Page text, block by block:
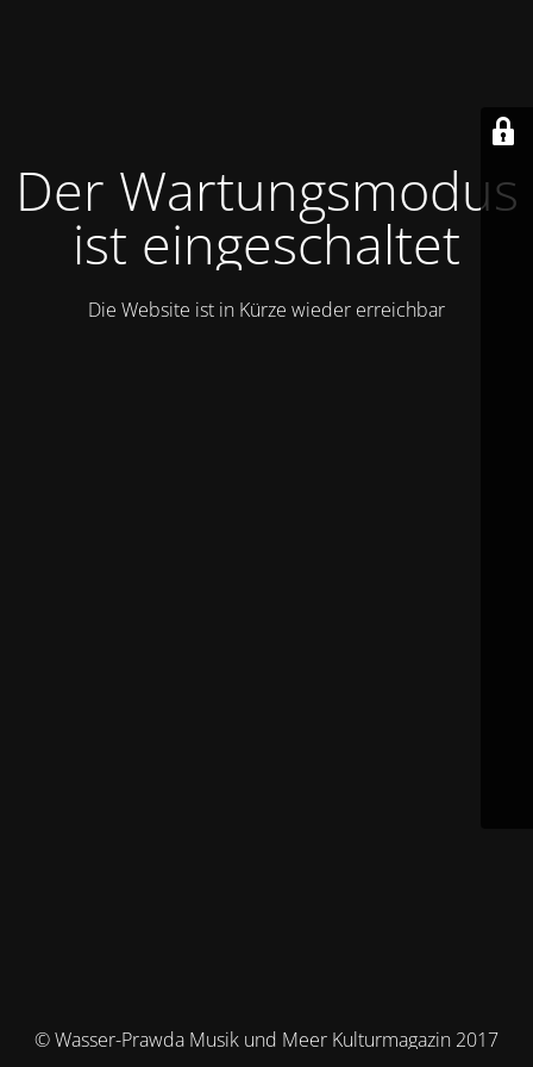
Der Wartungsmodus
ist eingeschaltet
Die Website ist in Kürze wieder erreichbar
© Wasser-Prawda Musik und Meer Kulturmagazin 2017